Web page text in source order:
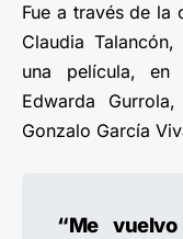
Fue a través de la
Claudia
una película,
Edwarda
Gonzalo García
“Me